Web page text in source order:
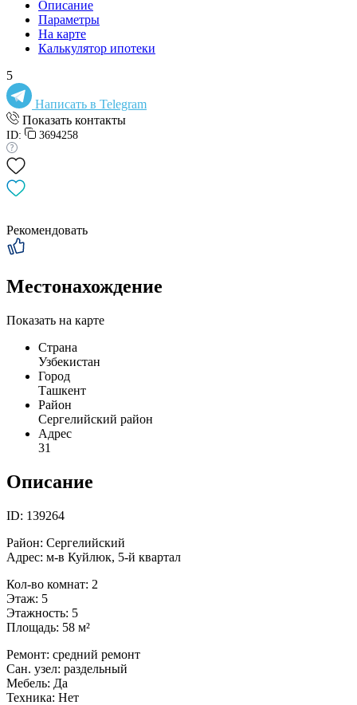
Описание
Параметры
На карте
Калькулятор ипотеки
5
Написать в Telegram
Показать контакты
ID: 3694258
Рекомендовать
Местонахождение
Показать на карте
Страна
Узбекистан
Город
Ташкент
Район
Сергелийский район
Адрес
31
Описание
ID: 139264
Район: Сергелийский
Адрес: м-в Куйлюк, 5-й квартал
Кол-во комнат: 2
Этаж: 5
Этажность: 5
Площадь: 58 м²
Ремонт: средний ремонт
Сан. узел: раздельный
Мебель: Да
Техника: Нет